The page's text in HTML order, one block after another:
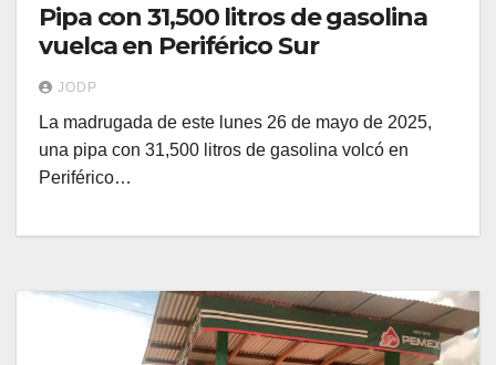
Pipa con 31,500 litros de gasolina
vuelca en Periférico Sur
JODP
La madrugada de este lunes 26 de mayo de 2025,
una pipa con 31,500 litros de gasolina volcó en
Periférico…